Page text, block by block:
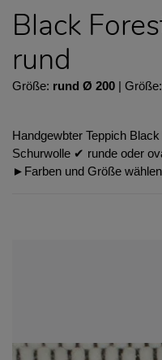
Black
rund
Größe: rund Ø 200 | Größe:
Handgewbter Teppich
Schurwolle ✔︎ runde oder
►Farben und Größe